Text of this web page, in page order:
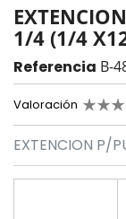
1/4 (1/4
Referencia B-
Valoración
EXTENCION P/